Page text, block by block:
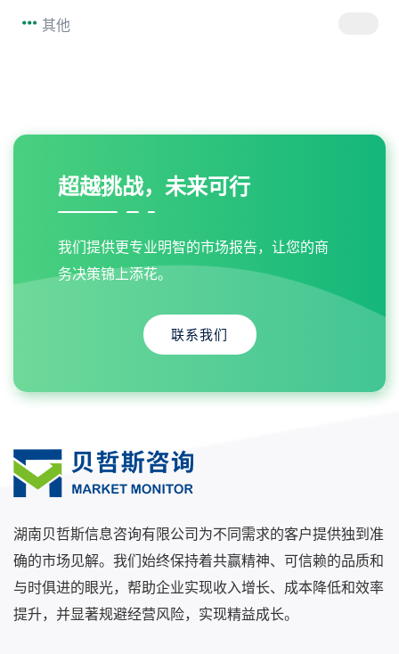
其他
超越挑战，未来可行
我们提供更专业明智的市场报告，让您的商
务决策锦上添花。
联系我们
湖南贝哲斯信息咨询有限公司为不同需求的客户提供独到准
确的市场见解。我们始终保持着共赢精神、可信赖的品质和
与时俱进的眼光，帮助企业实现收入增长、成本降低和效率
提升，并显著规避经营风险，实现精益成长。